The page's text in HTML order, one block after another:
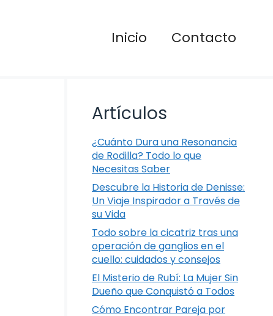
Inicio Contacto
Artículos
¿Cuánto Dura una Resonancia
de Rodilla? Todo lo que
Necesitas Saber
Descubre la Historia de Denisse:
Un Viaje Inspirador a Través de
su Vida
Todo sobre la cicatriz tras una
operación de ganglios en el
cuello: cuidados y consejos
El Misterio de Rubí: La Mujer Sin
Dueño que Conquistó a Todos
Cómo Encontrar Pareja por